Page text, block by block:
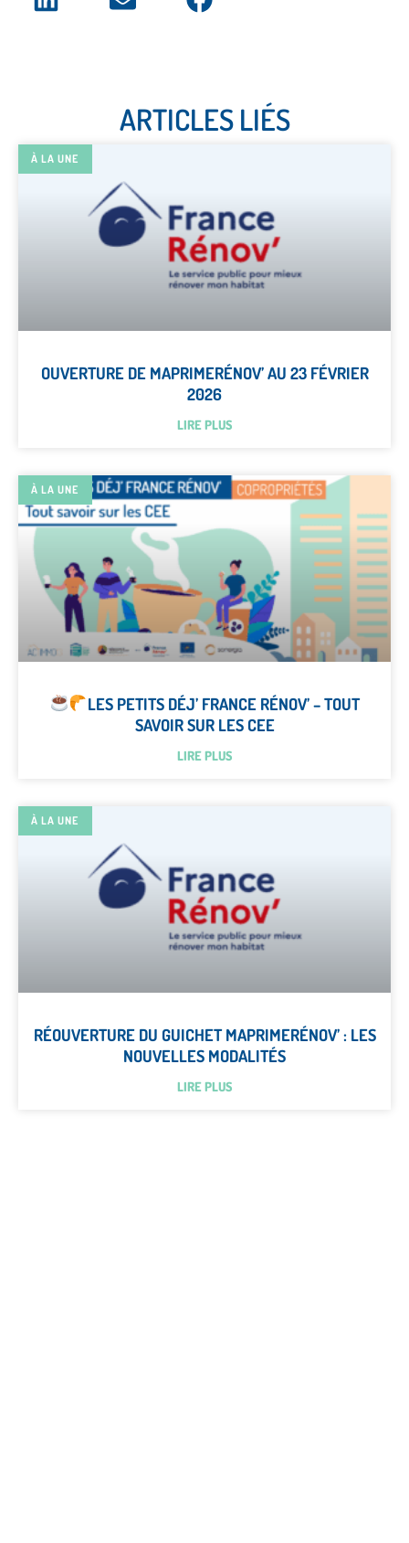
ARTICLES LIÉS
À LA UNE
OUVERTURE DE MAPRIMERÉNOV’ AU 23 FÉVRIER
2026
LIRE PLUS
À LA UNE
LES PETITS DÉJ’ FRANCE RÉNOV’ – TOUT
SAVOIR SUR LES CEE
LIRE PLUS
À LA UNE
RÉOUVERTURE DU GUICHET MAPRIMERÉNOV’ : LES
NOUVELLES MODALITÉS
LIRE PLUS